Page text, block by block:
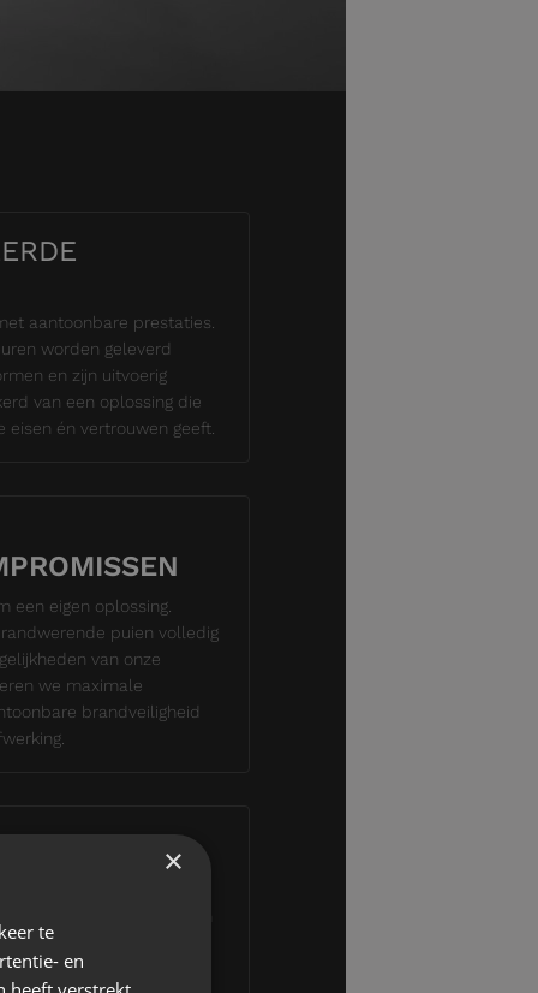
aantoonbare prestaties.
worden geleverd
en zijn uitvoerig
van een oplossing die
én vertrouwen geeft.
een eigen oplossing.
puien volledig
van onze
we maximale
brandveiligheid
productie en montage.
lijnen en een oplossing
×
te
en